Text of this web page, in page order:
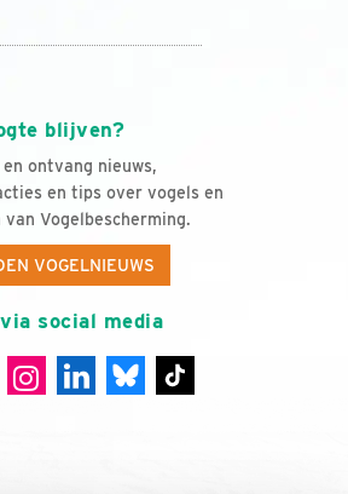
blijven?
ontvang nieuws,
en tips over vogels en
Vogelbescherming.
VOGELNIEUWS
social media